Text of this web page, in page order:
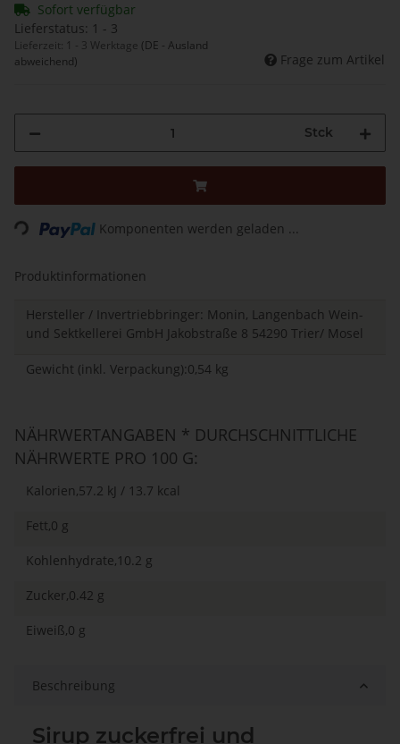
Sofort verfügbar
Lieferstatus: 1 - 3
Lieferzeit: 1 - 3 Werktage (DE - Ausland
abweichend)
Frage zum Artikel
Stck
Loading... Komponenten werden geladen ...
Produktinformationen
Hersteller / Invertriebbringer: Monin, Langenbach Wein-
und Sektkellerei GmbH Jakobstraße 8 54290 Trier/ Mosel
Gewicht (inkl. Verpackung):0,54 kg
NÄHRWERTANGABEN * DURCHSCHNITTLICHE
NÄHRWERTE PRO 100 G:
Kalorien,57.2 kJ / 13.7 kcal
Fett,0 g
Kohlenhydrate,10.2 g
Zucker,0.42 g
Eiweiß,0 g
Beschreibung
Sirup zuckerfrei und